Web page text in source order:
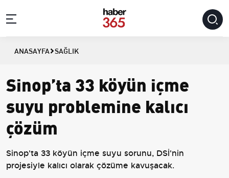
ANASAYFA SAĞLIK
Sinop’ta 33 köyün içme
suyu problemine kalıcı
çözüm
Sinop'ta 33 köyün içme suyu sorunu, DSİ'nin
projesiyle kalıcı olarak çözüme kavuşacak.